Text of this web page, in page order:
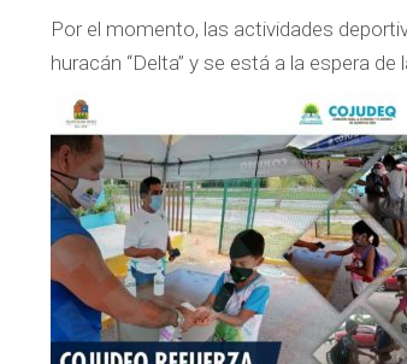
Por el momento, las actividades
huracán “Delta” y se está a la espera